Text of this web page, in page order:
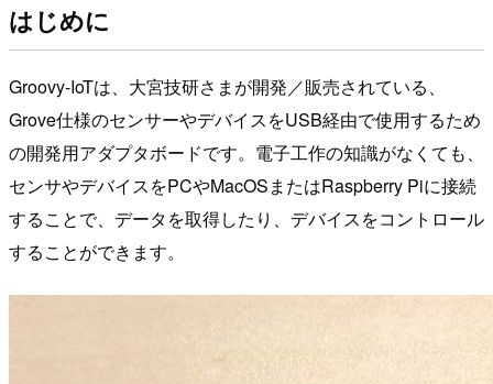
はじめに
Groovy-IoTは、大宮技研さまが開発／販売されている、
Grove仕様のセンサーやデバイスをUSB経由で使用するため
の開発用アダプタボードです。電子工作の知識がなくても、
センサやデバイスをPCやMacOSまたはRaspberry Piに接続
することで、データを取得したり、デバイスをコントロール
することができます。